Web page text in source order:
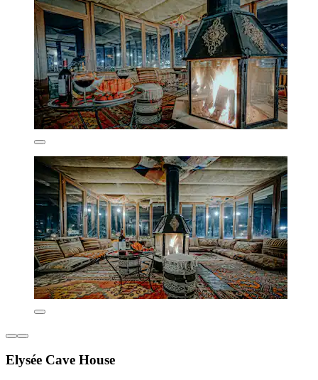
Elysée Cave House